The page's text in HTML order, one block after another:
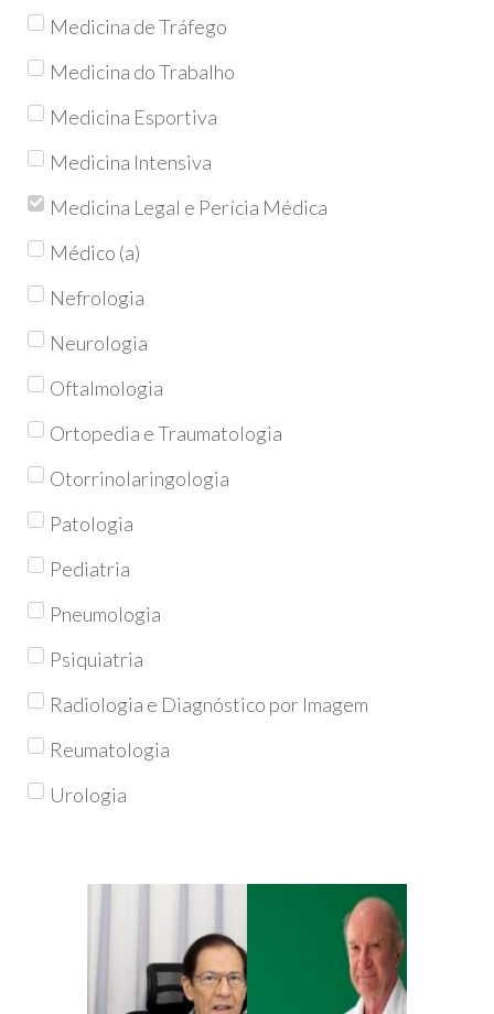
Medicina de Tráfego
Medicina do Trabalho
Medicina Esportiva
Medicina Intensiva
Medicina Legal e Perícia Médica
Médico (a)
Nefrologia
Neurologia
Oftalmologia
Ortopedia e Traumatologia
Otorrinolaringologia
Patologia
Pediatria
Pneumologia
Psiquiatria
Radiologia e Diagnóstico por Imagem
Reumatologia
Urologia